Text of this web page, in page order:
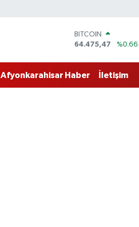
DOLAR
47,5971
%0.05
STERLİN
Afyonkarahisar Haber İletişim